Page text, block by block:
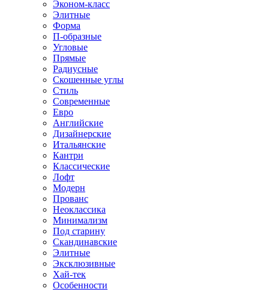
Эконом-класс
Элитные
Форма
П-образные
Угловые
Прямые
Радиусные
Скошенные углы
Стиль
Современные
Евро
Английские
Дизайнерские
Итальянские
Кантри
Классические
Лофт
Модерн
Прованс
Неоклассика
Минимализм
Под старину
Скандинавские
Элитные
Эксклюзивные
Хай-тек
Особенности